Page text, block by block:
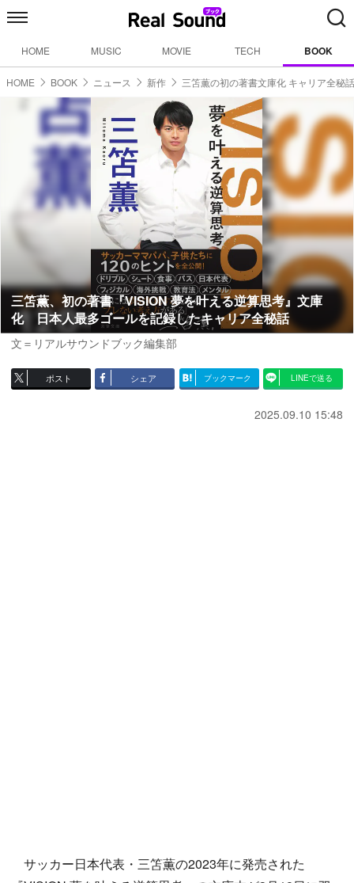
HOME MUSIC MOVIE TECH BOOK
HOME BOOK ニュース 新作 三笘薫の初の著書文庫化 キャリア全秘話
三笘薫、初の著書『VISION 夢を叶える逆算思考』文庫
化 日本人最多ゴールを記録したキャリア全秘話
文＝リアルサウンドブック編集部
ポスト シェア ブックマーク LINEで送る
2025.09.10 15:48
サッカー日本代表・三笘薫の2023年に発売された